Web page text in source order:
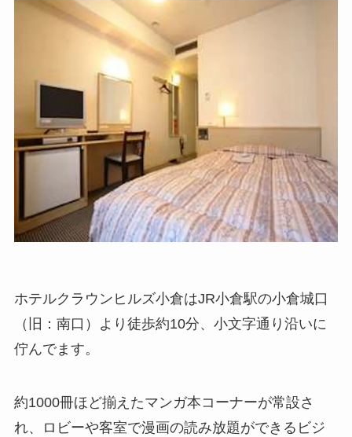
ホテルクラウンヒルズ小倉はJR小倉駅の小倉城口
（旧：南口）より徒歩約10分、小文字通り沿いに
佇んでます。
約1000冊ほど揃えたマンガ本コーナーが常設さ
れ、ロビーや客室で漫画の読み放題ができるビジ